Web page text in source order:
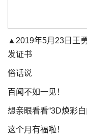
▲2019年5月23日王
发证书
俗话说
百闻不如一见！
想亲眼看看“3D焕彩
这个月有福啦！